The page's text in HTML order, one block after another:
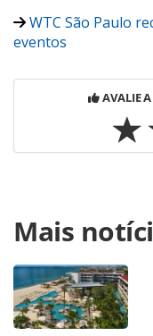
WTC São Paulo
eventos
AVALIE
https://
corporativas/tmcs/
103-bi-e-crescem-
ferramentas
produzido pela
legislação brasileira
Mais